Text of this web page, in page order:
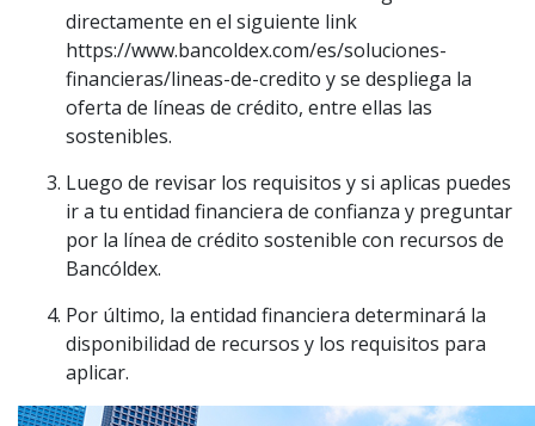
directamente en el siguiente link
https://www.bancoldex.com/es/soluciones-
financieras/lineas-de-credito y se despliega la
oferta de líneas de crédito, entre ellas las
sostenibles.
Luego de revisar los requisitos y si aplicas puedes
ir a tu entidad financiera de confianza y preguntar
por la línea de crédito sostenible con recursos de
Bancóldex.
Por último, la entidad financiera determinará la
disponibilidad de recursos y los requisitos para
aplicar.